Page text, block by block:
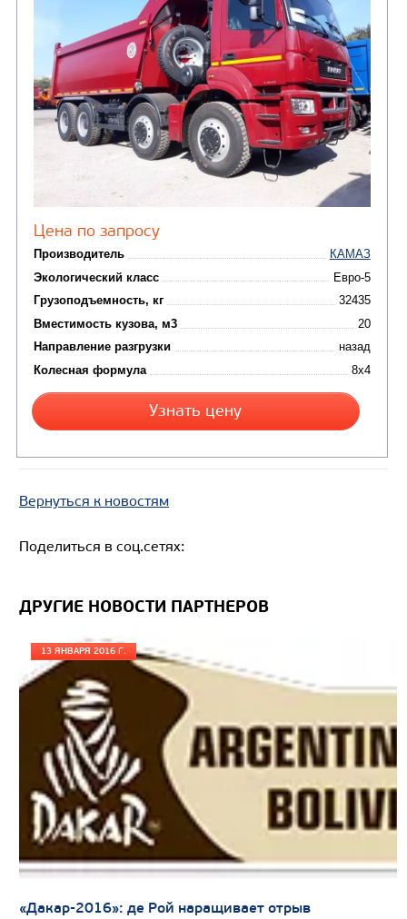
Цена по запросу
Производитель
Экологический класс
Грузоподъемность, кг
Вместимость кузова, м3
Направление разгрузки
Колесная формула
Узнать цену
Цена по запросу
Производитель
Экологический класс
Грузоподъемность, кг
Вернуться к новостям
Поделиться в соц.сетях:
ДРУГИЕ НОВОСТИ ПАРТНЕРОВ
13 ЯНВАРЯ 2016 Г.
«Дакар-2016»: де Рой наращивает отрыв